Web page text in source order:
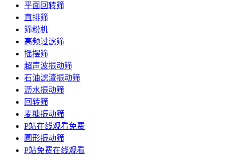
平面回转筛
直排筛
筛粉机
高频过滤筛
摇摆筛
超声波振动筛
石油滤渣振动筛
沥水振动筛
回转筛
麦糠振动筛
P站在线观看免费
圆形振动筛
P站免费在线观看